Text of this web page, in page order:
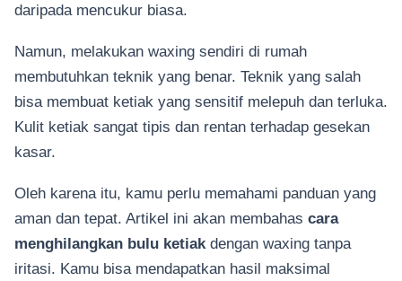
daripada mencukur biasa.
Namun, melakukan waxing sendiri di rumah
membutuhkan teknik yang benar. Teknik yang salah
bisa membuat ketiak yang sensitif melepuh dan terluka.
Kulit ketiak sangat tipis dan rentan terhadap gesekan
kasar.
Oleh karena itu, kamu perlu memahami panduan yang
aman dan tepat. Artikel ini akan membahas cara
menghilangkan bulu ketiak dengan waxing tanpa
iritasi. Kamu bisa mendapatkan hasil maksimal